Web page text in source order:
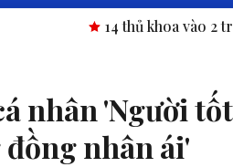
vào 2 trường THPT chuyên tỉnh
nhân 'Người
nhân ái'